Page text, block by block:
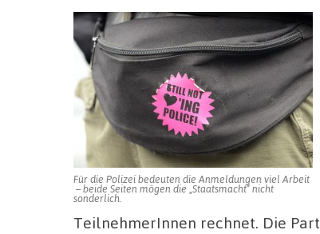
Für die Polizei bedeuten die Anmeldungen viel Arbeit
– beide Seiten mögen die „Staatsmacht“ nicht
sonderlich.
TeilnehmerInnen rechnet. Die